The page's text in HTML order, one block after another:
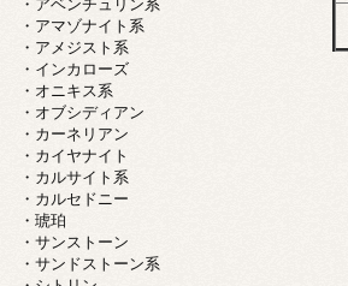
・アマゾナイト系
・アメジスト系
・インカローズ
・オニキス系
・オブシディアン
・カーネリアン
・カイヤナイト
・カルサイト系
・カルセドニー
・琥珀
・サンストーン
・サンドストーン系